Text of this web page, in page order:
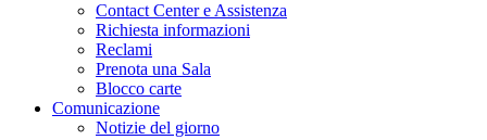
Contact Center e Assistenza
Richiesta informazioni
Reclami
Prenota una Sala
Blocco carte
Comunicazione
Notizie del giorno